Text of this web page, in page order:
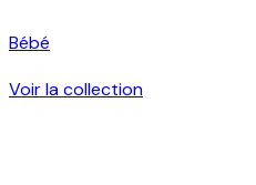
Bébé
Voir la collection